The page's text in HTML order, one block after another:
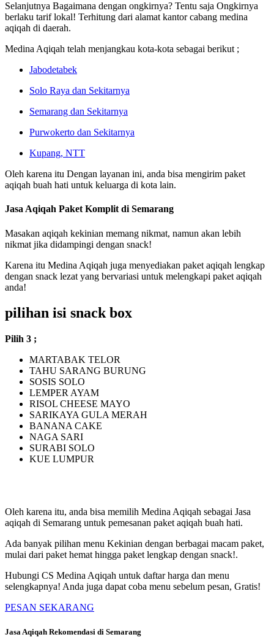
Selanjutnya Bagaimana dengan ongkirnya? Tentu saja Ongkirnya
berlaku tarif lokal! Terhitung dari alamat kantor cabang medina
aqiqah di daerah.
Medina Aqiqah telah menjangkau kota-kota sebagai berikut ;
Jabodetabek
Solo Raya dan Sekitarnya
Semarang dan Sekitarnya
Purwokerto dan Sekitarnya
Kupang, NTT
Oleh karena itu Dengan layanan ini, anda bisa mengirim paket
aqiqah buah hati untuk keluarga di kota lain.
Jasa Aqiqah Paket Komplit di Semarang
Masakan aqiqah kekinian memang nikmat, namun akan lebih
nikmat jika didampingi dengan snack!
Karena itu Medina Aqiqah juga menyediakan paket aqiqah lengkap
dengan snack lezat yang bervariasi untuk melengkapi paket aqiqah
anda!
pilihan isi snack box
Pilih 3 ;
MARTABAK TELOR
TAHU SARANG BURUNG
SOSIS SOLO
LEMPER AYAM
RISOL CHEESE MAYO
SARIKAYA GULA MERAH
BANANA CAKE
NAGA SARI
SURABI SOLO
KUE LUMPUR
Oleh karena itu, anda bisa memilih Medina Aqiqah sebagai Jasa
aqiqah di Semarang untuk pemesanan paket aqiqah buah hati.
Ada banyak pilihan menu Kekinian dengan berbagai macam paket,
mulai dari paket hemat hingga paket lengkap dengan snack!.
Hubungi CS Medina Aqiqah untuk daftar harga dan menu
selengkapnya! Anda juga dapat coba menu sebelum pesan, Gratis!
PESAN SEKARANG
Jasa Aqiqah Rekomendasi di Semarang